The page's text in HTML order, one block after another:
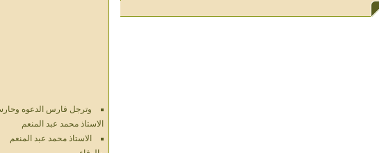
الاستاذ محمد عبد المنعم
والوفاء
حديث الذكريات أ محمد عبد